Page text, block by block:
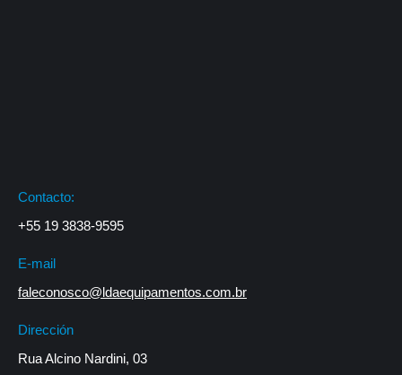
Contacto:
+55 19 3838-9595
E-mail
faleconosco@ldaequipamentos.com.br
Dirección
Rua Alcino Nardini, 03